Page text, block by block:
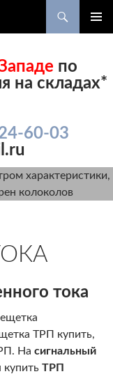
по
на складах*
60-03
тока
ТРП купить,
На сигнальный
купить ТРП